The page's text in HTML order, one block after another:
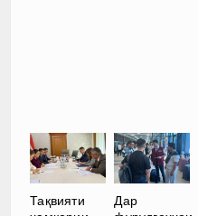
Тақвияти
Дар